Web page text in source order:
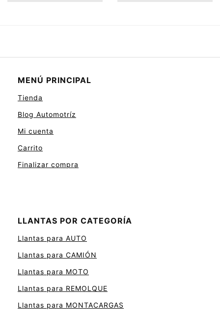
MENÚ PRINCIPAL
Tienda
Blog Automotríz
Mi cuenta
Carrito
Finalizar compra
LLANTAS POR CATEGORÍA
Llantas para AUTO
Llantas para CAMIÓN
Llantas para MOTO
Llantas para REMOLQUE
Llantas para MONTACARGAS